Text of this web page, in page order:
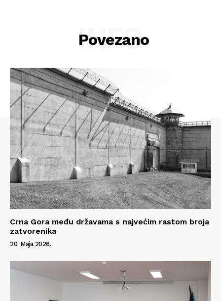
Povezano
INFO
Crna Gora među državama s najvećim rastom broja
zatvorenika
20. Maja 2026.